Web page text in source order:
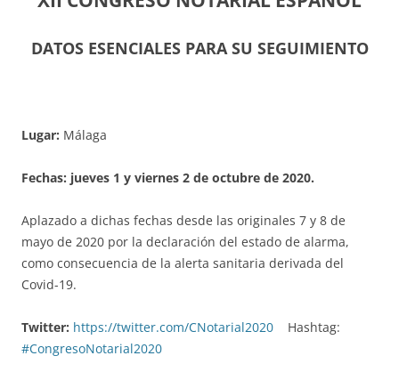
DATOS ESENCIALES PARA SU SEGUIMIENTO
Lugar: Málaga
Fechas: jueves 1 y viernes 2 de octubre de 2020.
Aplazado a dichas fechas desde las originales 7 y 8 de
mayo de 2020 por la declaración del estado de alarma,
como consecuencia de la alerta sanitaria derivada del
Covid-19.
Twitter: https://twitter.com/CNotarial2020 Hashtag:
#CongresoNotarial2020